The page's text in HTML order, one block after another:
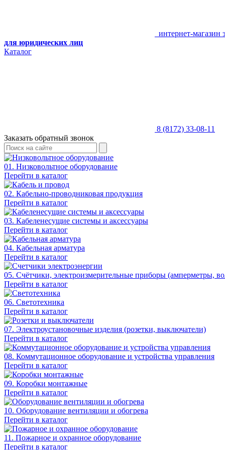
интернет-магазин
для юридических лиц
Каталог
8 (8172) 33-08-11
Заказать обратный звонок
01. Низковольтное оборудование
Перейти в каталог
02. Кабельно-проводниковая продукция
Перейти в каталог
03. Кабеленесущие системы и аксессуары
Перейти в каталог
04. Кабельная арматура
Перейти в каталог
05. Счётчики, электроизмерительные приборы (амперметры,
Перейти в каталог
06. Светотехника
Перейти в каталог
07. Электроустановочные изделия (розетки, выключатели)
Перейти в каталог
08. Коммутационное оборудование и устройства управления
Перейти в каталог
09. Коробки монтажные
Перейти в каталог
10. Оборудование вентиляции и обогрева
Перейти в каталог
11. Пожарное и охранное оборудование
Перейти в каталог